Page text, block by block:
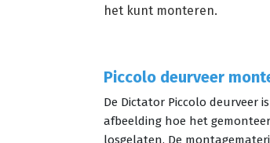
het kunt monteren.
Piccolo deurveer
De Dictator Piccolo deurveer
afbeelding hoe het
losgelaten. De